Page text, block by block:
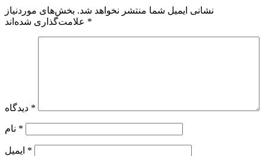
نشانی ایمیل شما منتشر نخواهد شد. بخش‌های موردنیاز
*
*
*
*